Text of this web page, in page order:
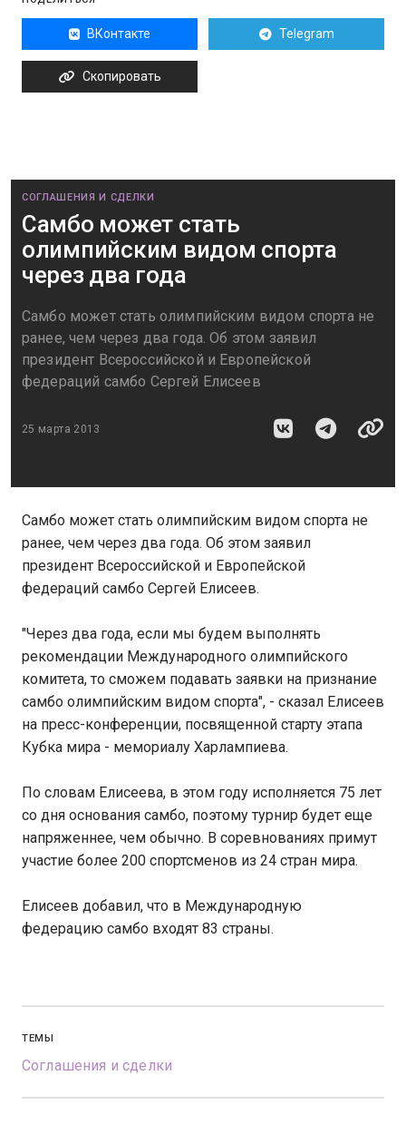
ВКонтакте Telegram
Скопировать
СОГЛАШЕНИЯ И СДЕЛКИ
Самбо может стать
олимпийским видом спорта
через два года
Самбо может стать олимпийским видом спорта не
ранее, чем через два года. Об этом заявил
президент Всероссийской и Европейской
федераций самбо Сергей Елисеев
25 марта 2013
Самбо может стать олимпийским видом спорта не
ранее, чем через два года. Об этом заявил
президент Всероссийской и Европейской
федераций самбо Сергей Елисеев.
"Через два года, если мы будем выполнять
рекомендации Международного олимпийского
комитета, то сможем подавать заявки на признание
самбо олимпийским видом спорта", - сказал Елисеев
на пресс-конференции, посвященной старту этапа
Кубка мира - мемориалу Харлампиева.
По словам Елисеева, в этом году исполняется 75 лет
со дня основания самбо, поэтому турнир будет еще
напряженнее, чем обычно. В соревнованиях примут
участие более 200 спортсменов из 24 стран мира.
Елисеев добавил, что в Международную
федерацию самбо входят 83 страны.
ТЕМЫ
Соглашения и сделки